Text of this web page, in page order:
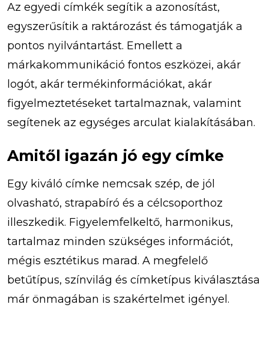
Az egyedi címkék segítik a azonosítást,
egyszerűsítik a raktározást és támogatják a
pontos nyilvántartást. Emellett a
márkakommunikáció fontos eszközei, akár
logót, akár termékinformációkat, akár
figyelmeztetéseket tartalmaznak, valamint
segítenek az egységes arculat kialakításában.
Amitől igazán jó egy címke
Egy kiváló címke nemcsak szép, de jól
olvasható, strapabíró és a célcsoporthoz
illeszkedik. Figyelemfelkeltő, harmonikus,
tartalmaz minden szükséges információt,
mégis esztétikus marad. A megfelelő
betűtípus, színvilág és címketípus kiválasztása
már önmagában is szakértelmet igényel.